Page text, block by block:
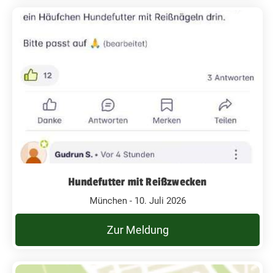
Hundefutter mit Reißzwecken
München - 10. Juli 2026
Zur Meldung